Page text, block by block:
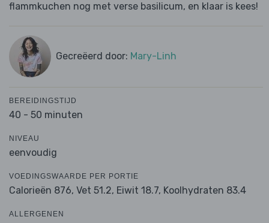
flammkuchen nog met verse basilicum, en klaar is kees!
Gecreëerd door: Mary-Linh
BEREIDINGSTIJD
40 - 50 minuten
NIVEAU
eenvoudig
VOEDINGSWAARDE PER PORTIE
Calorieën 876, Vet 51.2, Eiwit 18.7, Koolhydraten 83.4
ALLERGENEN